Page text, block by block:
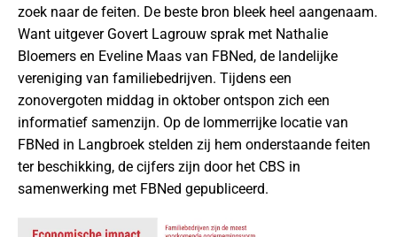
zoek naar de feiten. De beste bron bleek heel aangenaam.
Want uitgever Govert Lagrouw sprak met Nathalie
Bloemers en Eveline Maas van FBNed, de landelijke
vereniging van familiebedrijven. Tijdens een
zonovergoten middag in oktober ontspon zich een
informatief samenzijn. Op de lommerrijke locatie van
FBNed in Langbroek stelden zij hem onderstaande feiten
ter beschikking, de cijfers zijn door het CBS in
samenwerking met FBNed gepubliceerd.